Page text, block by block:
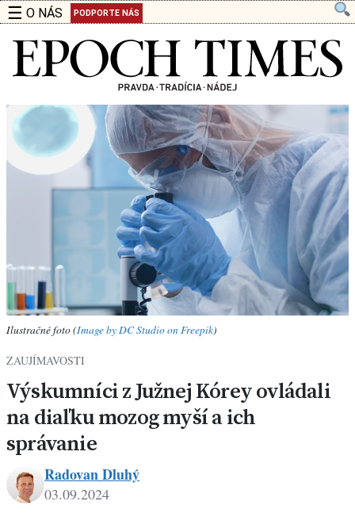
☰ O NÁS PODPORTE NÁS
Ilustračné foto (Image by DC Studio on Freepik)
ZAUJÍMAVOSTI
Výskumníci z Južnej Kórey ovládali
na diaľku mozog myší a ich
správanie
Radovan Dluhý
03.09.2024